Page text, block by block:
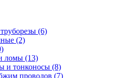
(6)
(2)
ломы (13)
и тонконосы (8)
проводов (7)